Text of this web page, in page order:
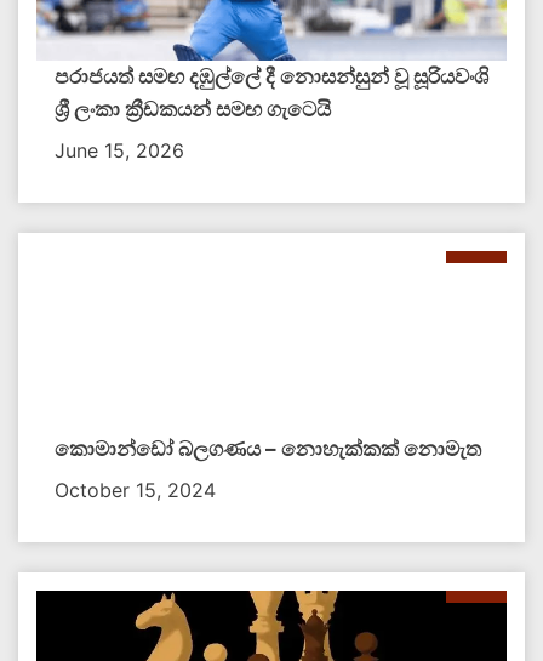
පරාජයත් සමඟ දඹුල්ලේ දී නොසන්සුන් වූ සූරියවංශි
ශ්‍රී ලංකා ක්‍රීඩකයන් සමඟ ගැටෙයි
June 15, 2026
කොමාන්ඩෝ බලගණය – නොහැක්කක් නොමැත​
October 15, 2024